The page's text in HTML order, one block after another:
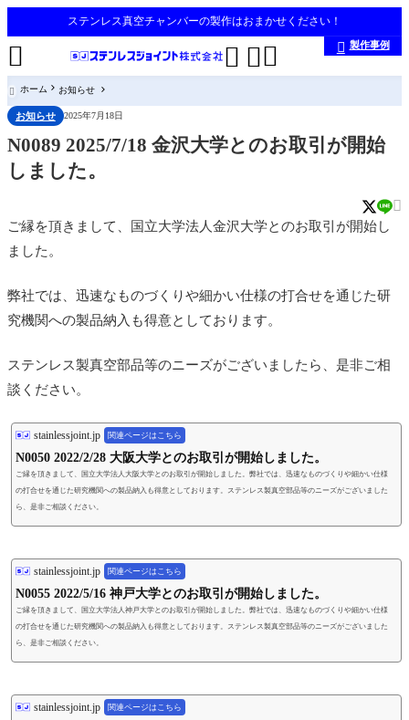
ステンレス真空チャンバーの製作はおまかせください！
 
  製作事例
 ホーム お知らせ
お知らせ 2025年7月18日
N0089 2025/7/18 金沢大学とのお取引が開始
しました。

ご縁を頂きまして、国立大学法人金沢大学とのお取引が開始し
ました。
弊社では、迅速なものづくりや細かい仕様の打合せを通じた研
究機関への製品納入も得意としております。
ステンレス製真空部品等のニーズがございましたら、是非ご相
談ください。
stainlessjoint.jp 関連ページはこちら
N0050 2022/2/28 大阪大学とのお取引が開始しました。
ご縁を頂きまして、国立大学法人大阪大学とのお取引が開始しました。弊社では、迅速なものづくりや細かい仕様
の打合せを通じた研究機関への製品納入も得意としております。ステンレス製真空部品等のニーズがございました
ら、是非ご相談ください。
stainlessjoint.jp 関連ページはこちら
N0055 2022/5/16 神戸大学とのお取引が開始しました。
ご縁を頂きまして、国立大学法人神戸大学とのお取引が開始しました。弊社では、迅速なものづくりや細かい仕様
の打合せを通じた研究機関への製品納入も得意としております。ステンレス製真空部品等のニーズがございました
ら、是非ご相談ください。
stainlessjoint.jp 関連ページはこちら